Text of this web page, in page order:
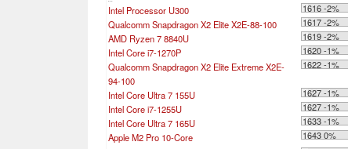
Intel Processor U300
1616 -2%
Qualcomm Snapdragon X2 Elite X2E-88-100
1617 -2%
AMD Ryzen 7 8840U
1619 -2%
Intel Core i7-1270P
1620 -1%
Qualcomm Snapdragon X2 Elite Extreme X2E-
94-100
1622 -1%
Intel Core Ultra 7 155U
1627 -1%
Intel Core i7-1255U
1627 -1%
Intel Core Ultra 7 165U
1633 -1%
Apple M2 Pro 10-Core
1643 0%